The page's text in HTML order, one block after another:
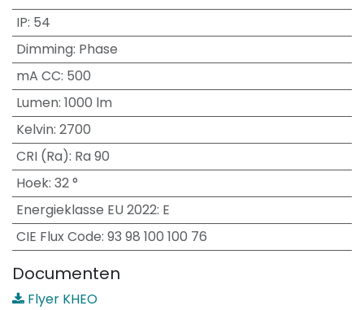
IP: 54
Dimming: Phase
mA CC: 500
Lumen: 1000 lm
Kelvin: 2700
CRI (Ra): Ra 90
Hoek: 32 °
Energieklasse EU 2022: E
CIE Flux Code: 93 98 100 100 76
Documenten
Flyer KHEO